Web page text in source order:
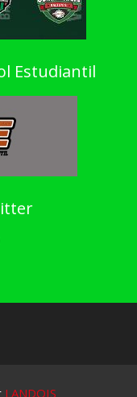
Estudiantil
LANDOIS